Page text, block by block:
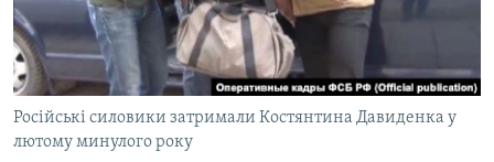
СВІДЧЕННЯ ОКУПАЦІЇ
УКРАЇНСЬКА ПРОБЛЕМА КРИМУ
ІНФОГРАФІКА
Qırımtatar
ДОЛУЧАЙСЯ!
Російські силовики затримали Костянтина Давиденка у
лютому минулого року